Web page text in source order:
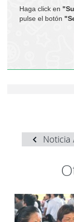
Haga click en
pulse el botón
Noticia